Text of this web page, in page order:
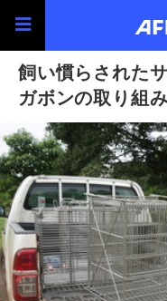
飼い慣らされた
ガボンの取り組み